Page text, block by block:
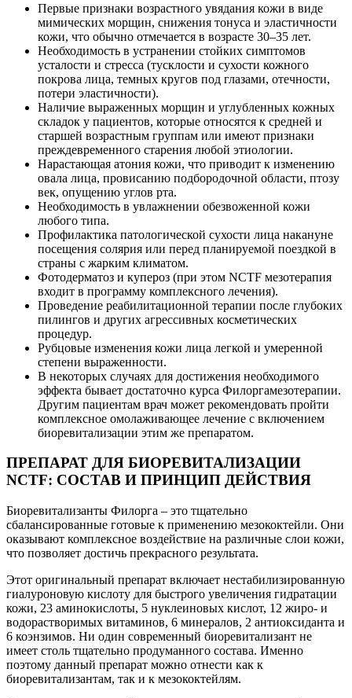
Первые признаки возрастного увядания кожи в виде
мимических морщин, снижения тонуса и эластичности
кожи, что обычно отмечается в возрасте 30–35 лет.
Необходимость в устранении стойких симптомов
усталости и стресса (тусклости и сухости кожного
покрова лица, темных кругов под глазами, отечности,
потери эластичности).
Наличие выраженных морщин и углубленных кожных
складок у пациентов, которые относятся к средней и
старшей возрастным группам или имеют признаки
преждевременного старения любой этиологии.
Нарастающая атония кожи, что приводит к изменению
овала лица, провисанию подбородочной области, птозу
век, опущению углов рта.
Необходимость в увлажнении обезвоженной кожи
любого типа.
Профилактика патологической сухости лица накануне
посещения солярия или перед планируемой поездкой в
страны с жарким климатом.
Фотодерматоз и купероз (при этом NCTF мезотерапия
входит в программу комплексного лечения).
Проведение реабилитационной терапии после глубоких
пилингов и других агрессивных косметических
процедур.
Рубцовые изменения кожи лица легкой и умеренной
степени выраженности.
В некоторых случаях для достижения необходимого
эффекта бывает достаточно курса Филоргамезотерапии.
Другим пациентам врач может рекомендовать пройти
комплексное омолаживающее лечение с включением
биоревитализации этим же препаратом.
ПРЕПАРАТ ДЛЯ БИОРЕВИТАЛИЗАЦИИ
NCTF: СОСТАВ И ПРИНЦИП ДЕЙСТВИЯ
Биоревитализанты Филорга – это тщательно
сбалансированные готовые к применению мезококтейли. Они
оказывают комплексное воздействие на различные слои кожи,
что позволяет достичь прекрасного результата.
Этот оригинальный препарат включает нестабилизированную
гиалуроновую кислоту для быстрого увеличения гидратации
кожи, 23 аминокислоты, 5 нуклеиновых кислот, 12 жиро- и
водорастворимых витаминов, 6 минералов, 2 антиоксиданта и
6 коэнзимов. Ни один современный биоревитализант не
имеет столь тщательно продуманного состава. Именно
поэтому данный препарат можно отнести как к
биоревитализантам, так и к мезококтейлям.